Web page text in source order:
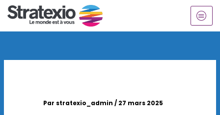
Aller
au
contenu
Par stratexio_admin / 27 mars 2025